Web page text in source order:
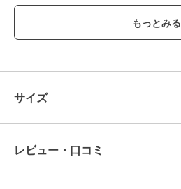
ツらしいカーキとエクリュの2色展開で
【おすすめコーディネート】
透け感／なし|裏地／なし|光沢／なし|生
し|シルエット／スタンダード
サイズ
レビュー・口コミ